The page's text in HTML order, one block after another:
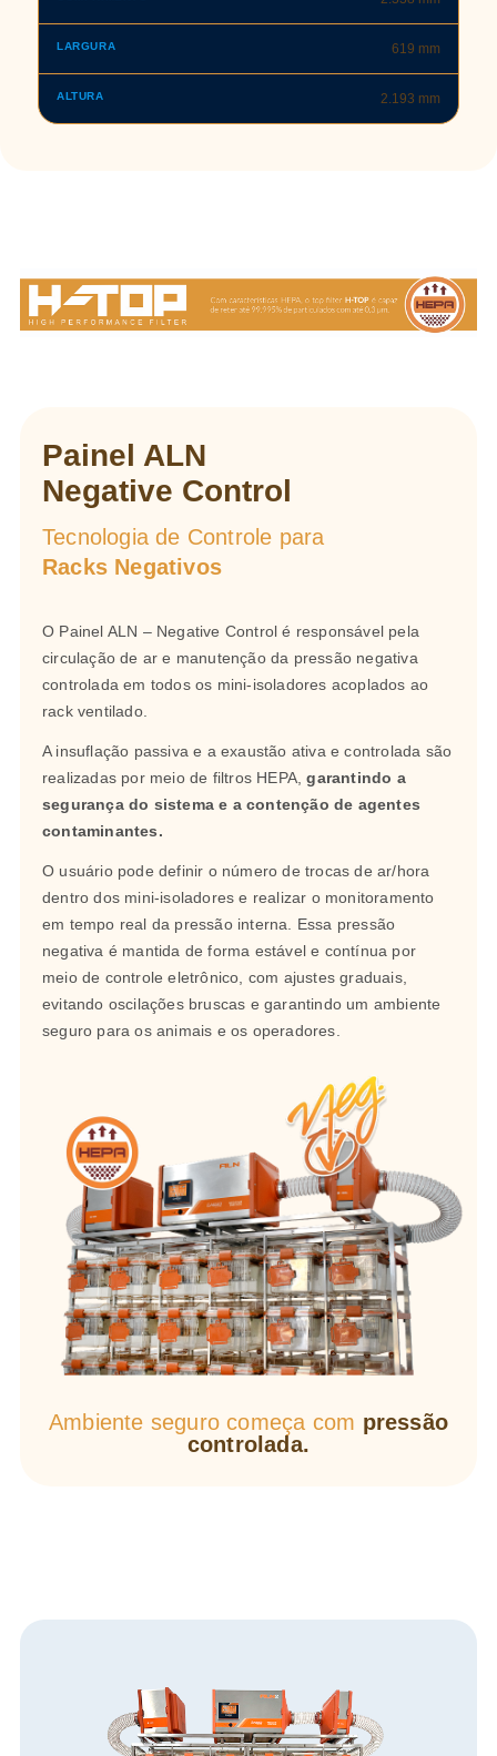
619 mm
2.193 mm
Painel ALN
Negative Control
Tecnologia de Controle para
Racks Negativos
O Painel ALN – Negative Control é responsável pela
circulação de ar e manutenção da pressão negativa
controlada em todos os mini-isoladores acoplados ao
rack ventilado.
A insuflação passiva e a exaustão ativa e controlada são
realizadas por meio de filtros HEPA,garantindo a
segurança do sistema e a contenção de agentes
contaminantes.
O usuário pode definir o número de trocas de ar/hora
dentro dos mini-isoladores e realizar o monitoramento
em tempo real da pressão interna. Essa pressão
negativa é mantida de forma estável e contínua por
meio de controle eletrônico, com ajustes graduais,
evitando oscilações bruscas e garantindo um ambiente
seguro para os animais e os operadores.
Ambiente seguro começa com pressão
controlada.